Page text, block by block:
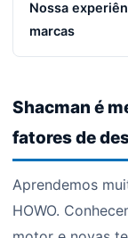
Nossa
marcas
Shacman é
fatores de
Aprendemos
HOWO.